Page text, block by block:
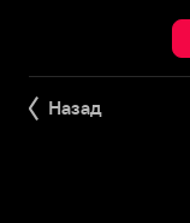
Назад